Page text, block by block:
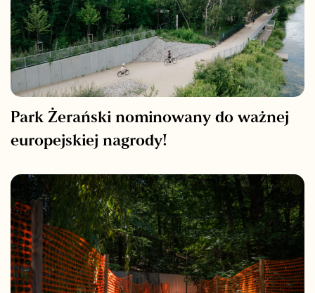
Park Żerański nominowany do ważnej
europejskiej nagrody!